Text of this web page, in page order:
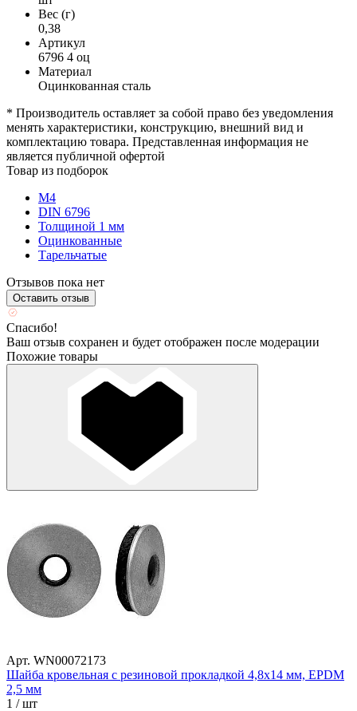
Вес (г)
0,38
Артикул
6796 4 оц
Материал
Оцинкованная сталь
* Производитель оставляет за собой право без уведомления
менять характеристики, конструкцию, внешний вид и
комплектацию товара. Представленная информация не
является публичной офертой
Товар из подборок
М4
DIN 6796
Толщиной 1 мм
Оцинкованные
Тарельчатые
Отзывов пока нет
Оставить отзыв
Спасибо!
Ваш отзыв сохранен и будет отображен после модерации
Похожие товары
Арт. WN00072173
Шайба кровельная с резиновой прокладкой 4,8х14 мм, EPDM
2,5 мм
1 / шт